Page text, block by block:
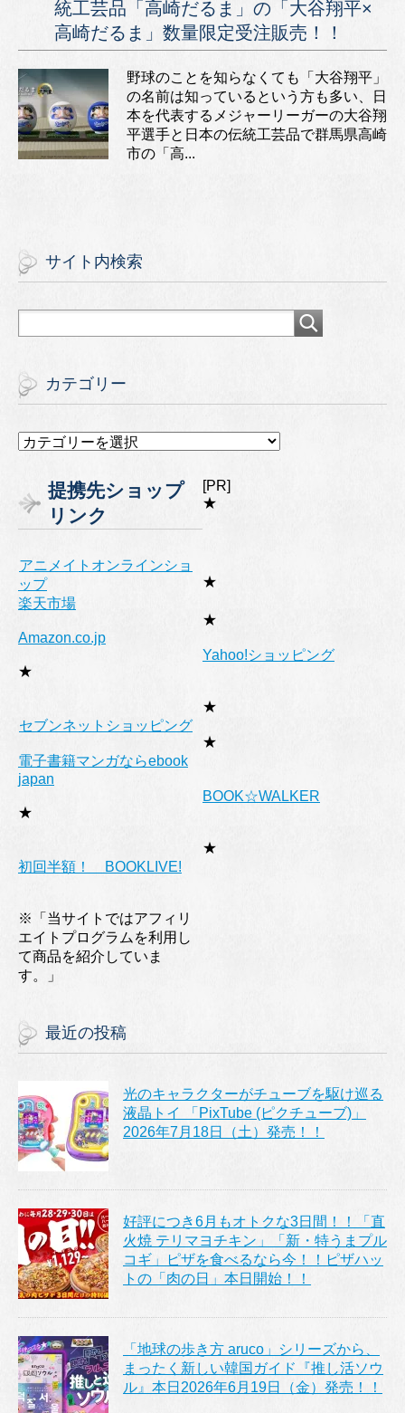
統工芸品「高崎だるま」の「大谷翔平×
高崎だるま」数量限定受注販売！！
野球のことを知らなくても「大谷翔平」
の名前は知っているという方も多い、日
本を代表するメジャーリーガーの大谷翔
平選手と日本の伝統工芸品で群馬県高崎
市の「高...
サイト内検索
カテゴリー
カ
リ
ー
提携先ショップ
リンク
[PR]
★
アニメイトオンラインショ
ップ
★
楽天市場
★
Amazon.co.jp
★
Yahoo!ショッピング
★
セブンネットショッピング
★
電子書籍マンガならebook
japan
★
BOOK☆WALKER
★
初回半額！ BOOKLIVE!
※「当サイトではアフィリ
エイトプログラムを利用し
て商品を紹介していま
す。」
最近の投稿
光のキャラクターがチューブを駆け巡る
液晶トイ 「PixTube (ピクチューブ)」
2026年7月18日（土）発売！！
好評につき6月もオトクな3日間！！「直
火焼 テリマヨチキン」「新・特うまプル
コギ」ピザを食べるなら今！！ピザハッ
トの「肉の日」本日開始！！
「地球の歩き方 aruco」シリーズから、
まったく新しい韓国ガイド『推し活ソウ
ル』本日2026年6月19日（金）発売！！